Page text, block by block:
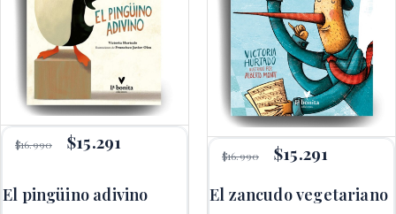
$16.990
El
precio
era:
$16.990.
$15.291
es:
$15.291.
El pingüino adivino
$16.990
El
precio
era:
$15.291
es:
El zancudo vegetariano